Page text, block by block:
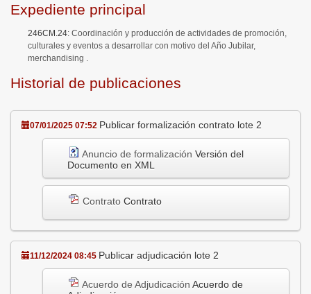
Expediente principal
246CM.24: Coordinación y producción de actividades de promoción,
culturales y eventos a desarrollar con motivo del Año Jubilar,
merchandising .
Historial de publicaciones
07/01/2025 07:52 Publicar formalización contrato lote 2
Anuncio de formalización Versión del
Documento en XML
Contrato Contrato
11/12/2024 08:45 Publicar adjudicación lote 2
Acuerdo de Adjudicación Acuerdo de